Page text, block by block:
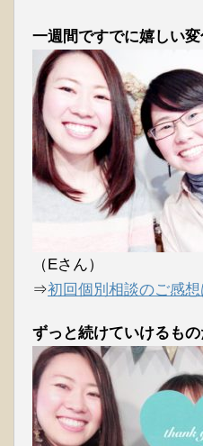
一週間ですでに嬉しい変
（Eさん）
⇒初回個別相談のご感
ずっと続けていけるもの